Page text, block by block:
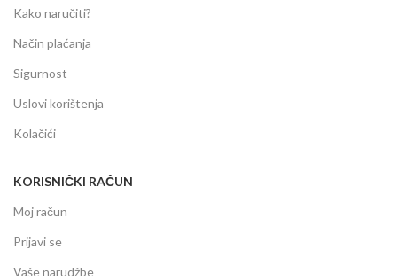
Kako naručiti?
Način plaćanja
Sigurnost
Uslovi korištenja
Kolačići
KORISNIČKI RAČUN
Moj račun
Prijavi se
Vaše narudžbe